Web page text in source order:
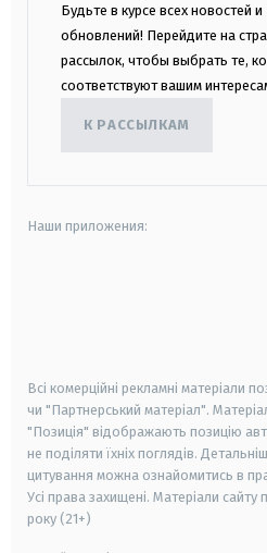
Будьте в курсе всех новостей и
обновлений! Перейдите на
рассылок, чтобы выбрать те,
соответствуют вашим
К РАССЫЛКАМ
Наши приложения:
Всі комерційні рекламні матеріали
чи "Партнерський матеріал".
"Позиція" відображають позицію
не поділяти їхніх поглядів.
цитування можна ознайомитись в
Усі права захищені. Матеріали сайту
року (21+)